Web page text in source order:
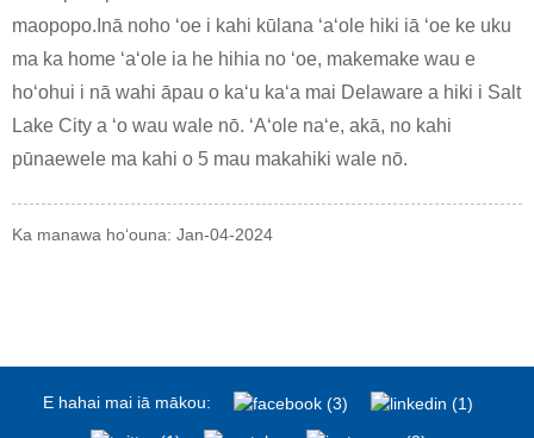
maopopo.Inā noho ʻoe i kahi kūlana ʻaʻole hiki iā ʻoe ke uku
ma ka home ʻaʻole ia he hihia no ʻoe, makemake wau e
hoʻohui i nā wahi āpau o kaʻu kaʻa mai Delaware a hiki i Salt
Lake City a ʻo wau wale nō. ʻAʻole naʻe, akā, no kahi
pūnaewele ma kahi o 5 mau makahiki wale nō.
Ka manawa hoʻouna: Jan-04-2024
E hahai mai iā mākou: